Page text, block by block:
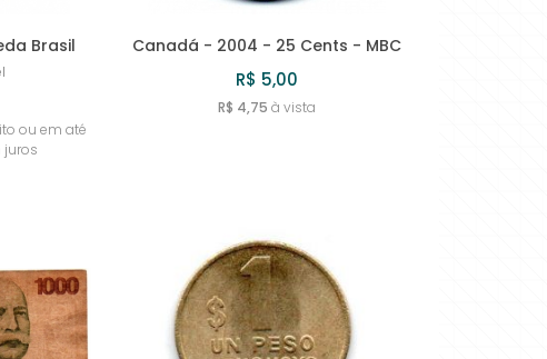
Brasil
ou em até
Canadá - 2004 - 25 Cents - MBC
R$ 5,00
R$ 4,75 à vista